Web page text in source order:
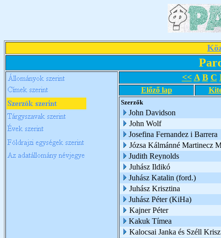
<< A B C
Előző lap
Szerzők
John Davidson
John Wolf
Josefina Fernandez i Barrera
Józsa Kálmánné Martinecz
Judith Reynolds
Juhász Ildikó
Juhász Katalin (ford.)
Juhász Krisztina
Juhász Péter (KiHa)
Kajner Péter
Kakuk Tímea
Kalocsai Janka és Széll